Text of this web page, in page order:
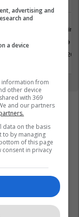
Kosovë
21 Maj
advertising and
and
a device
information from
other device
with 369
and our partners
data on the basis
to by managing
of this page
in privacy